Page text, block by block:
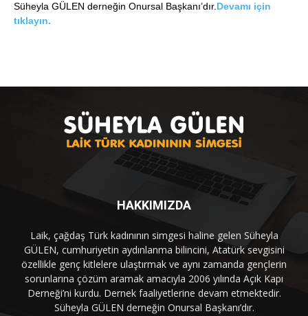
Süheyla GÜLEN derneğin Onursal Başkanı’dır. Devamı için
tıklayın.
HAKKIMIZDA
Laik, çağdaş Türk kadınının simgesi haline gelen Süheyla
GÜLEN, cumhuriyetin aydınlanma bilincini, Atatürk sevgisini
özellikle genç kitlelere ulaştırmak ve aynı zamanda gençlerin
sorunlarına çözüm aramak amacıyla 2006 yılında Açık Kapı
Derneği’ni kurdu. Dernek faaliyetlerine devam etmektedir.
Süheyla GÜLEN derneğin Onursal Başkanı’dır.